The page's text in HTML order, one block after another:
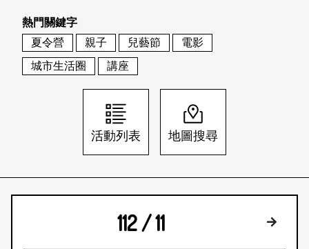
地圖搜尋
關於我們
刊物索取地點
會員基本資料
刊登活動
網站導覽 English
日本語 登入/註冊
熱門關鍵字
夏令營
親子 兒藝節
電影
城市生活圈
講座
活動列表 地圖搜尋
112 / 11 下個月